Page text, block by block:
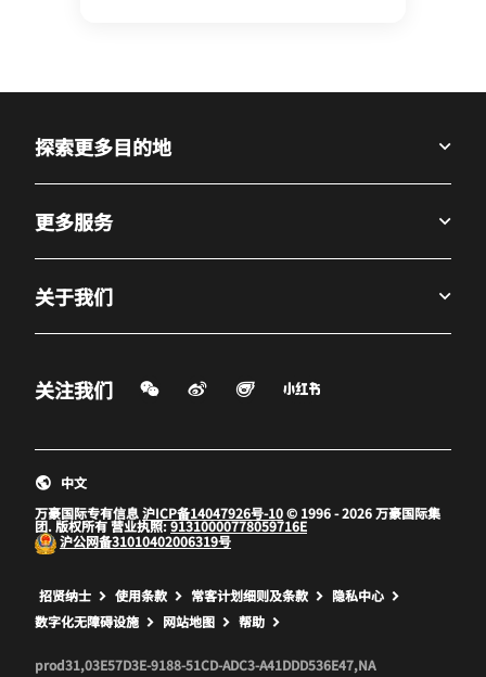
探索更多目的地
更多服务
关于我们
关注我们 微信扫一扫
微博
打开新窗口
飞猪
打开新窗口打开新窗口
万豪国际专有信息沪ICP备14047926号-10© 1996 - 2026 万豪国际集
团. 版权所有 营业执照:91310000778059716E
沪公网备31010402006319号
中文
招贤纳士 打开新窗口
使用条款 打开新窗口
常客计划细则及条款 打开新窗口
隐私中心
数字化无障碍设施
网站地图 帮助
prod31,03E57D3E-9188-51CD-ADC3-A41DDD536E47,NA